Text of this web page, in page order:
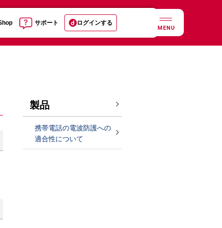
サポート ログインする
MENU
製品
携帯電話の電波防護への
適合性について